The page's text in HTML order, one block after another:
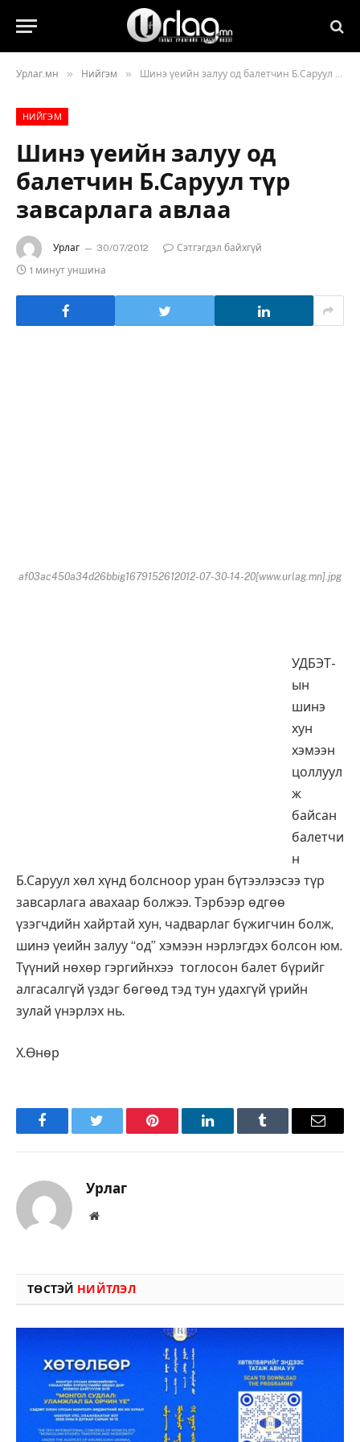
Урлаг.мн » Нийгэм » Шинэ үеийн залуу од балетчин Б.Саруул түр завсарлага авлаа
НИЙГЭМ
Шинэ үеийн залуу од
балетчин Б.Саруул түр
завсарлага авлаа
Урлаг 30/07/2012
Сэтгэгдэл байхгүй
1 минут уншина
af03ac450a34d26bbig1679152612012-07-30-14-20[www.urlag.mn].jpg
УДБЭТ-
ын
шинэ
хун
хэмээн
цоллуул
ж
байсан
балетчи
н
Б.Саруул хөл хүнд болсноор уран бүтээлээсээ түр
завсарлага авахаар болжээ. Тэрбээр өдгөө
үзэгчдийн хайртай хун, чадварлаг бүжигчин болж,
шинэ үеийн залуу “од” хэмээн нэрлэгдэх болсон юм.
Түүний нөхөр гэргийнхээ тоглосон балет бүрийг
алгасалгүй үздэг бөгөөд тэд тун удахгүй үрийн
зулай үнэрлэх нь.
Х.Өнөр
FacebookTwitter Pinterest LinkedInTumblr Имэйл
Урлаг
Вэбсайт
ТӨСТЭЙ НИЙТЛЭЛ